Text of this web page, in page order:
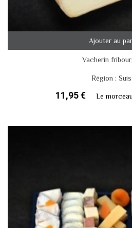
Ajouter au
Vacherin
Région :
11,95 € Le